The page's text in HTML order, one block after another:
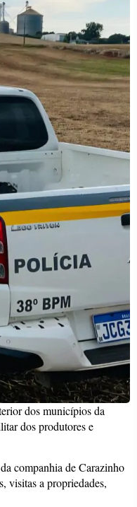
dos municípios da
dos produtores e
companhia de Carazinho
visitas a propriedades,